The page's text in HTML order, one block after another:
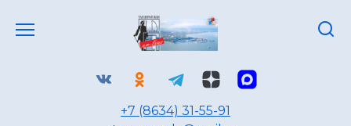
+7 (8634) 31-55-91